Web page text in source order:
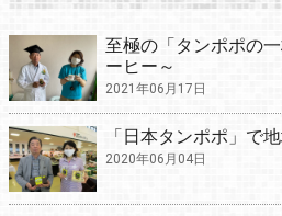
至極の「タンポポの
ーヒー～
2021年06月17日
「日本タンポポ」で
2020年06月04日